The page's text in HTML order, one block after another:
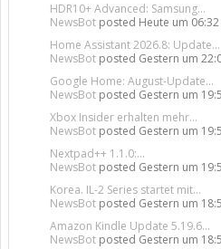
HDR10+ Advanced: Samsung...
NewsBot posted Heute um
Home Assistant 2026.8: Update...
NewsBot posted Gestern um
Google Home: August-Update...
NewsBot posted Gestern um
Xbox Insider erhalten mehr...
NewsBot posted Gestern um
Nextpad++ 1.1.0:...
NewsBot posted Gestern um
Korea. IL-2 Series startet mit...
NewsBot posted Gestern um
Amazon Kindle Update 5.19.6...
NewsBot posted Gestern um